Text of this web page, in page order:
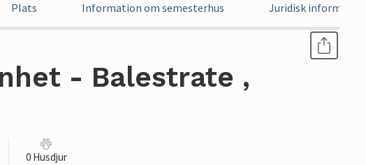
Plats Information om semesterhus Juridisk
- Balestrate ,
0 Husdjur